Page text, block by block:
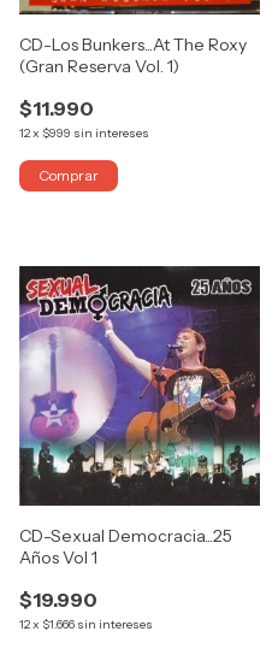
CD-Los Bunkers...At The Roxy
(Gran Reserva Vol. 1)
$11.990
12x $999 sin intereses
CD-Sexual Democracia...25
Años Vol 1
$19.990
12x $1.666 sin intereses